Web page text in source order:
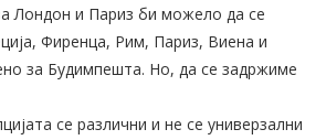
Лондон и Париз би можело да се
Фиренца, Рим, Париз, Виена и
за Будимпешта. Но, да се задржиме
се различни и не се универзални